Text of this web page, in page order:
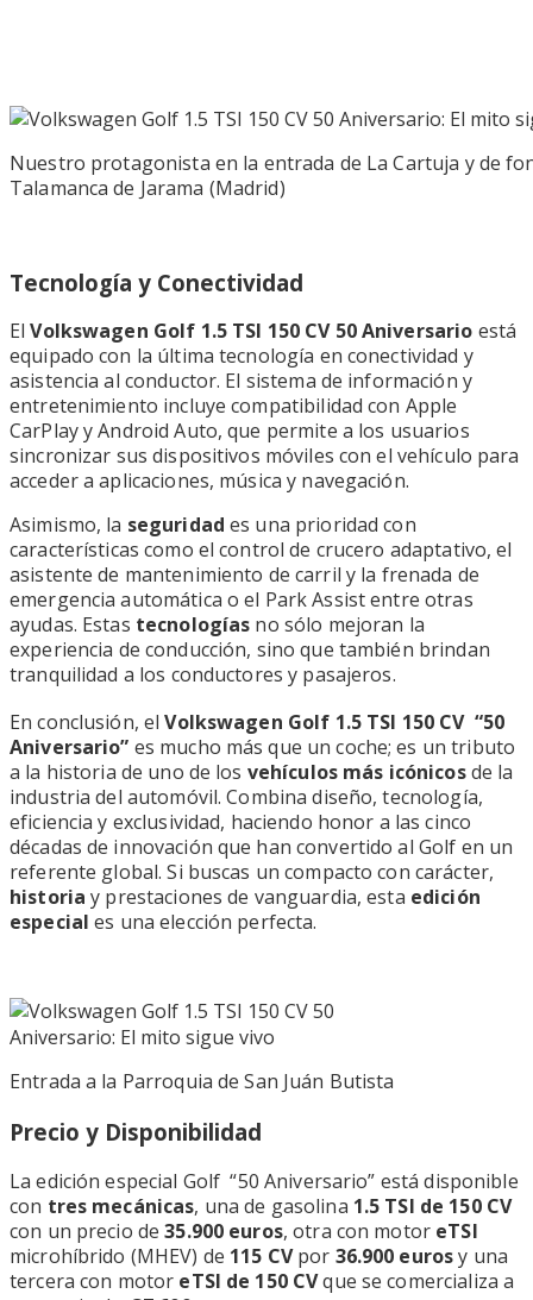
Nuestro protagonista en la entrada de La Cartuja y de
Talamanca de Jarama (Madrid)
Tecnología y Conectividad
ElVolkswagen Golf 1.5 TSI 150 CV 50 Aniversario está
equipado con la última tecnología en conectividad y
asistencia al conductor. El sistema de información y
entretenimiento incluye compatibilidad con Apple
CarPlay y Android Auto, que permite a los usuarios
sincronizar sus dispositivos móviles con el vehículo para
acceder a aplicaciones, música y navegación.
Asimismo, la seguridad es una prioridad con
características como el control de crucero adaptativo, el
asistente de mantenimiento de carril y la frenada de
emergencia automática o el Park Assist entre otras
ayudas. Estas tecnologías no sólo mejoran la
experiencia de conducción, sino que también brindan
tranquilidad a los conductores y pasajeros.
En conclusión, elVolkswagen Golf 1.5 TSI 150 CV “50
Aniversario” es mucho más que un coche; es un tributo
a la historia de uno de los vehículos más icónicosde la
industria del automóvil. Combina diseño, tecnología,
eficiencia y exclusividad, haciendo honor a las cinco
décadas de innovación que han convertido al Golf en un
referente global. Si buscas un compacto con carácter,
historia y prestaciones de vanguardia, esta edición
especial es una elección perfecta.
Entrada a la Parroquia de San Juán Butista
Precio y Disponibilidad
La edición especial Golf “50 Aniversario” está disponible
con tres mecánicas, una de gasolina 1.5 TSI de 150 CV
con un precio de35.900 euros, otra con motor eTSI
microhíbrido (MHEV) de 115 CVpor 36.900 eurosy una
tercera con motor eTSI de 150 CVque se comercializa a